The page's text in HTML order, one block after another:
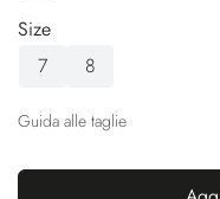
Size
7
8
Guida alle taglie